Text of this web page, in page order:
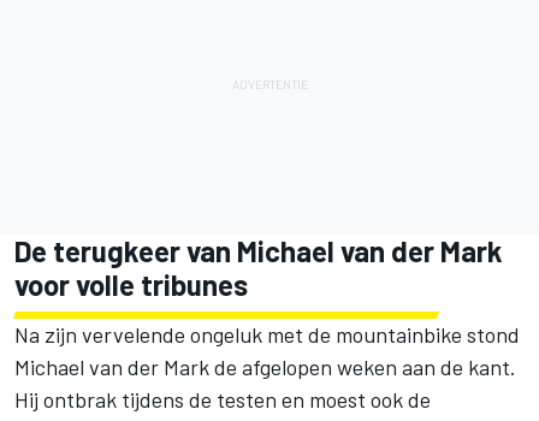
De terugkeer van Michael van der Mark
voor volle tribunes
Na zijn vervelende ongeluk met de mountainbike stond
Michael van der Mark de afgelopen weken aan de kant.
Hij ontbrak tijdens de testen en moest ook de